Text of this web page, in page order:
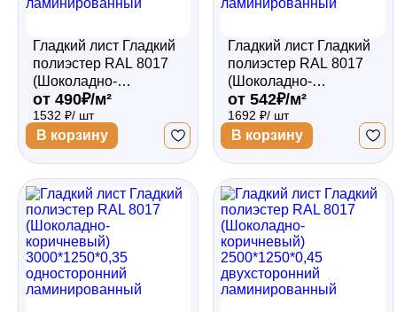
Гладкий лист Гладкий
полиэстер RAL 8017
(Шоколадно-
коричневый)
2500*1250*0,45
односторонний
ламинированный
от 490₽/м²
1532 ₽/ шт
В корзину
Гладкий лист Гладкий
полиэстер RAL 8017
(Шоколадно-
коричневый)
2500*1250*0,5
односторонний
ламинированный
от 542₽/м²
1692 ₽/ шт
В корзину